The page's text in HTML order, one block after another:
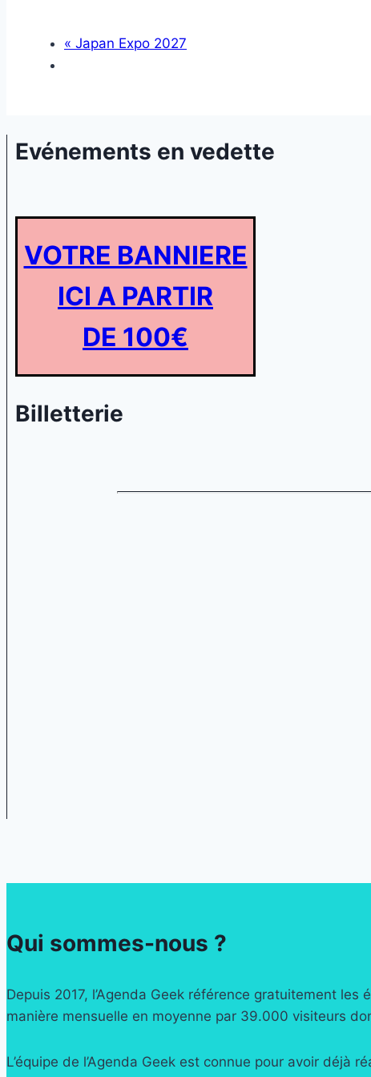
« Japan Expo 2027
Evénements en vedette
VOTRE BANNIERE
ICI A PARTIR
DE 100€
Billetterie
Qui sommes-nous ?
Depuis 2017, l’Agenda Geek référence gratuitement
manière mensuelle en moyenne par 39.000 visiteurs
L’équipe de l’Agenda Geek est connue pour avoir déjà